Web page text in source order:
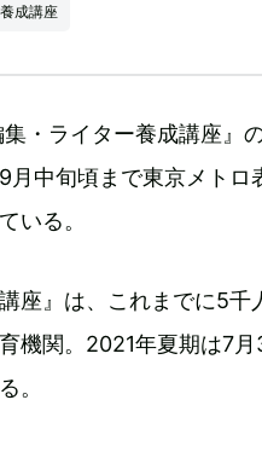
成講座
・ライター養成講座』
月中旬頃まで東京メトロ
いる。
座』は、これまでに5
機関。2021年夏期は7
。